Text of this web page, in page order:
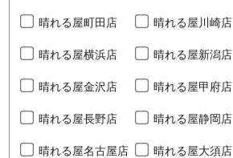
晴れる屋町田店 晴れる屋川崎店
晴れる屋横浜店 晴れる屋新潟店
晴れる屋金沢店 晴れる屋甲府店
晴れる屋長野店 晴れる屋静岡店
晴れる屋名古屋店 晴れる屋大須店